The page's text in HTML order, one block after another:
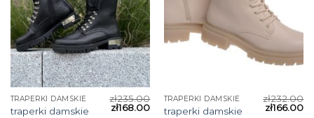
TRAPERKI DAMSKIE
traperki damskie
zł235.00
zł168.00
TRAPERKI DAMSKIE
traperki damskie
zł232.00
zł166.00